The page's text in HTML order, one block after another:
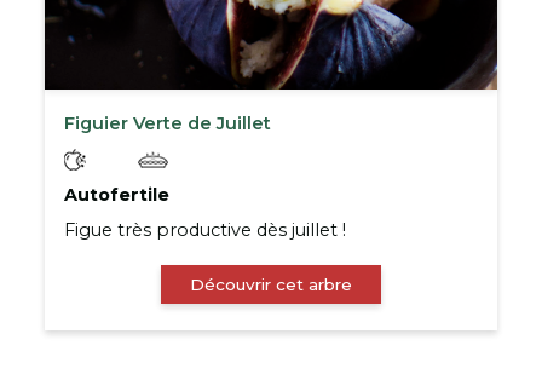
Figuier Verte de Juillet
Autofertile
Figue très productive dès juillet !
Découvrir cet arbre